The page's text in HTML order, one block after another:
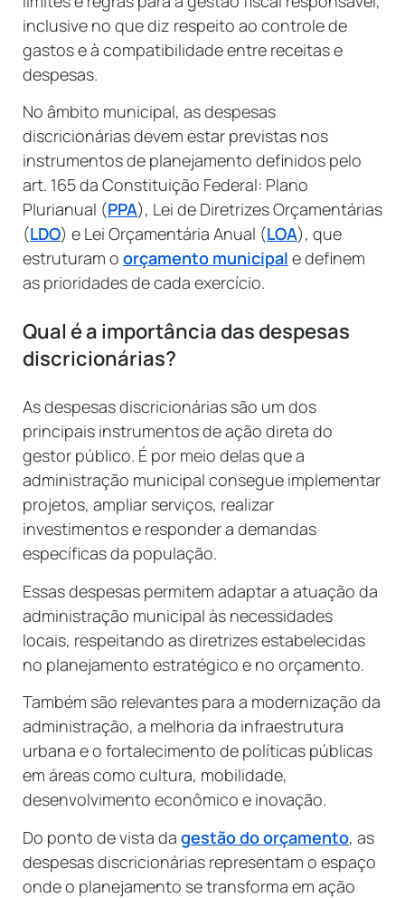
inclusive no que diz respeito ao controle de
gastos e à compatibilidade entre receitas e
despesas.
No âmbito municipal, as despesas
discricionárias devem estar previstas nos
instrumentos de planejamento definidos pelo
art. 165 da Constituição Federal: Plano
Plurianual (PPA), Lei de Diretrizes Orçamentárias
(LDO) e Lei Orçamentária Anual (LOA), que
estruturam o orçamento municipal e definem
as prioridades de cada exercício.
Qual é a importância das despesas
discricionárias?
As despesas discricionárias são um dos
principais instrumentos de ação direta do
gestor público. É por meio delas que a
administração municipal consegue implementar
projetos, ampliar serviços, realizar
investimentos e responder a demandas
específicas da população.
Essas despesas permitem adaptar a atuação da
administração municipal às necessidades
locais, respeitando as diretrizes estabelecidas
no planejamento estratégico e no orçamento.
Também são relevantes para a modernização da
administração, a melhoria da infraestrutura
urbana e o fortalecimento de políticas públicas
em áreas como cultura, mobilidade,
desenvolvimento econômico e inovação.
Do ponto de vista da gestão do orçamento, as
despesas discricionárias representam o espaço
onde o planejamento se transforma em ação